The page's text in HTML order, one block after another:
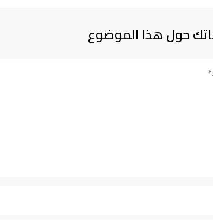
حول هذا الموضوع